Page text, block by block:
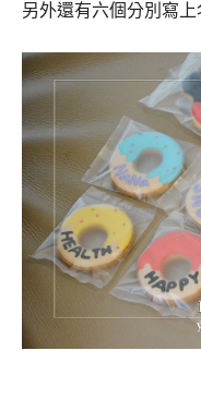
另外還有六個分別寫